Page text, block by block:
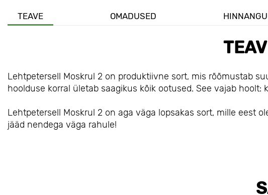
TEAVE OMADUSED
Lehtpetersell Moskrul 2 on produktiivne sort, mis rõõmustab
hoolduse korral ületab saagikus kõik ootused. See vajab
Lehtpetersell Moskrul 2 on aga väga lopsakas sort, mille eest
jääd nendega väga rahule!